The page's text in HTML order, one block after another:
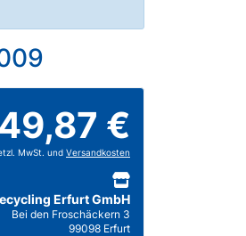
49,87 €
MwSt. und Versandkosten
Erfurt GmbH
Bei den Froschäckern 3
99098 Erfurt